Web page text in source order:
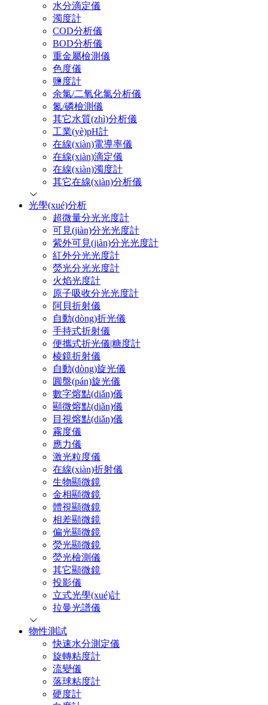
水分滴定儀
濁度計
COD分析儀
BOD分析儀
重金屬檢測儀
色度儀
鹽度計
余氯/二氧化氯分析儀
氮/磷檢測儀
其它水質(zhì)分析儀
工業(yè)pH計
在線(xiàn)電導率儀
在線(xiàn)滴定儀
在線(xiàn)濁度計
其它在線(xiàn)分析儀
光學(xué)分析
超微量分光光度計
可見(jiàn)分光光度計
紫外可見(jiàn)分光光度計
紅外分光光度計
熒光分光光度計
火焰光度計
原子吸收分光光度計
阿貝折射儀
自動(dòng)折光儀
手持式折射儀
便攜式折光儀|糖度計
棱鏡折射儀
自動(dòng)旋光儀
圓盤(pán)旋光儀
數字熔點(diǎn)儀
顯微熔點(diǎn)儀
目視熔點(diǎn)儀
霧度儀
應力儀
激光粒度儀
在線(xiàn)折射儀
生物顯微鏡
金相顯微鏡
體視顯微鏡
相差顯微鏡
偏光顯微鏡
熒光顯微鏡
熒光檢測儀
其它顯微鏡
投影儀
立式光學(xué)計
拉曼光譜儀
物性測試
快速水分測定儀
旋轉粘度計
流變儀
落球粘度計
硬度計